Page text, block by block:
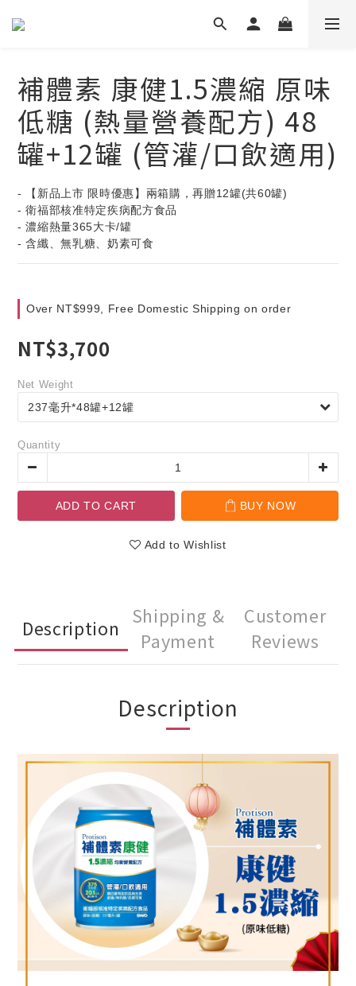
補體素 康健1.5濃縮 原味
低糖 (熱量營養配方) 48
罐+12罐 (管灌/口飲適用)
- 【新品上市 限時優惠】兩箱購，再贈12罐(共60罐)
- 衛福部核准特定疾病配方食品
- 濃縮熱量365大卡/罐
- 含纖、無乳糖、奶素可食
Over NT$999, Free Domestic Shipping on order
NT$3,700
Net Weight
Quantity
ADD TO CART BUY NOW
Add to Wishlist
Description
Shipping &
Payment
Customer
Reviews
Description